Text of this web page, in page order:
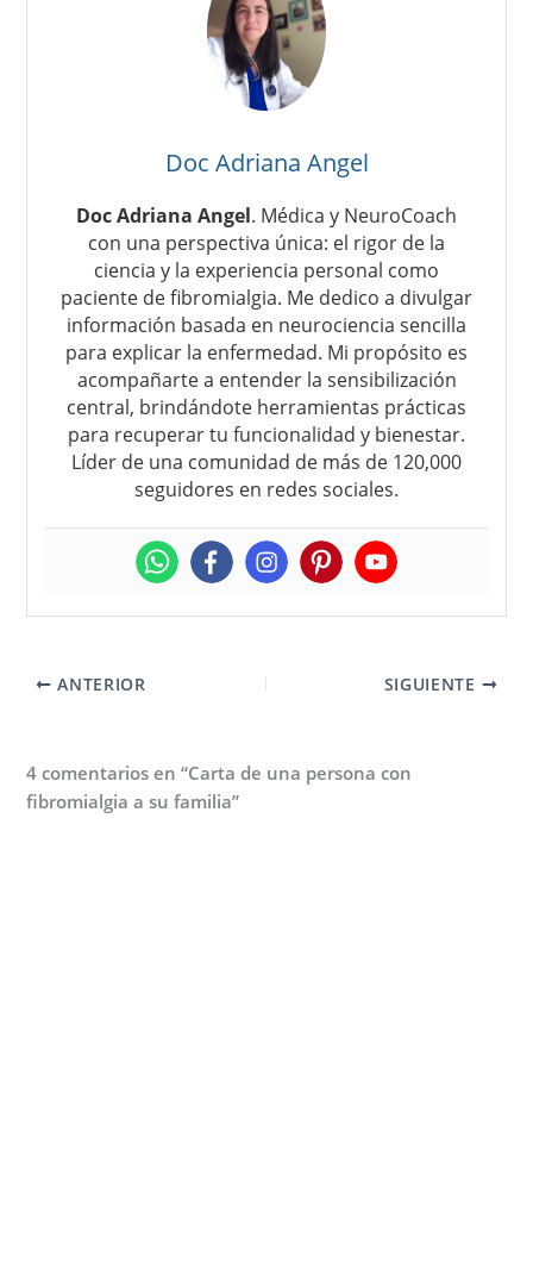
Doc Adriana Angel
Doc Adriana Angel. Médica y NeuroCoach
con una perspectiva única: el rigor de la
ciencia y la experiencia personal como
paciente de fibromialgia. Me dedico a divulgar
información basada en neurociencia sencilla
para explicar la enfermedad. Mi propósito es
acompañarte a entender la sensibilización
central, brindándote herramientas prácticas
para recuperar tu funcionalidad y bienestar.
Líder de una comunidad de más de 120,000
seguidores en redes sociales.
ANTERIOR SIGUIENTE
4 comentarios en “Carta de una persona con
fibromialgia a su familia”